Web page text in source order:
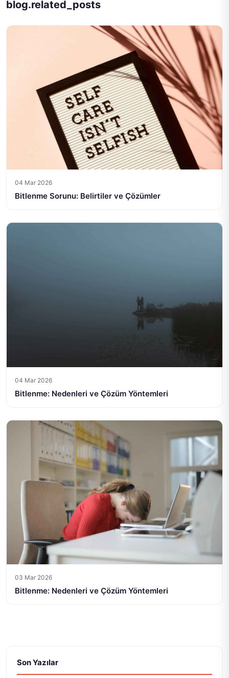
blog.related_posts
04 Mar 2026
Bitlenme Sorunu: Belirtiler ve Çözümler
04 Mar 2026
Bitlenme: Nedenleri ve Çözüm Yöntemleri
03 Mar 2026
Bitlenme: Nedenleri ve Çözüm Yöntemleri
Son Yazılar